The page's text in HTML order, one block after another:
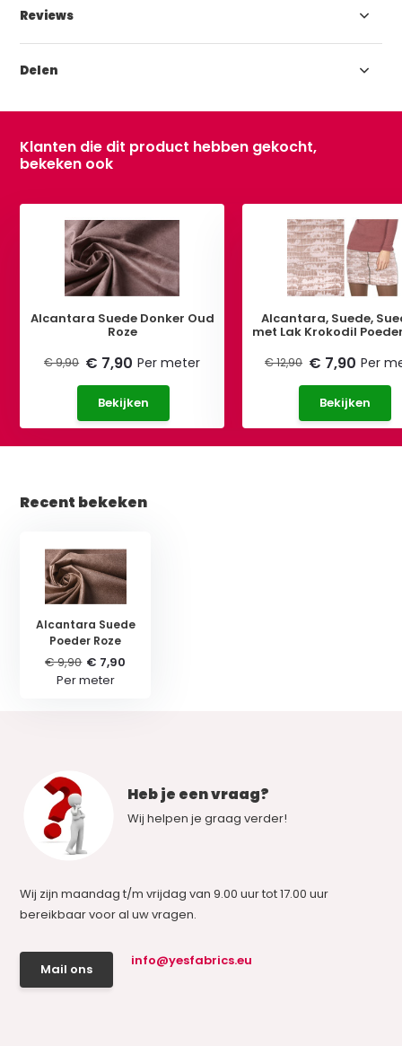
Reviews
Delen
Klanten die dit product hebben gekocht,
bekeken ook
Alcantara Suede Donker Oud
Roze
€ 9,90 € 7,90 Per meter
Bekijken
Alcantara, Suede,
met Lak Krokodil
€ 12,90 € 7,90 Per
Bekijken
Recent bekeken
Alcantara Suede
Poeder Roze
€ 9,90 € 7,90
Per meter
Heb je een vraag?
Wij helpen je graag verder!
Wij zijn maandag t/m vrijdag van 9.00 uur tot 17.00 uur
bereikbaar voor al uw vragen.
Mail ons
info@yesfabrics.eu